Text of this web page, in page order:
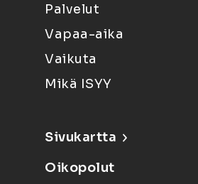
Palvelut
Vapaa-aika
Vaikuta
Mikä ISYY
Sivukartta
Oikopolut